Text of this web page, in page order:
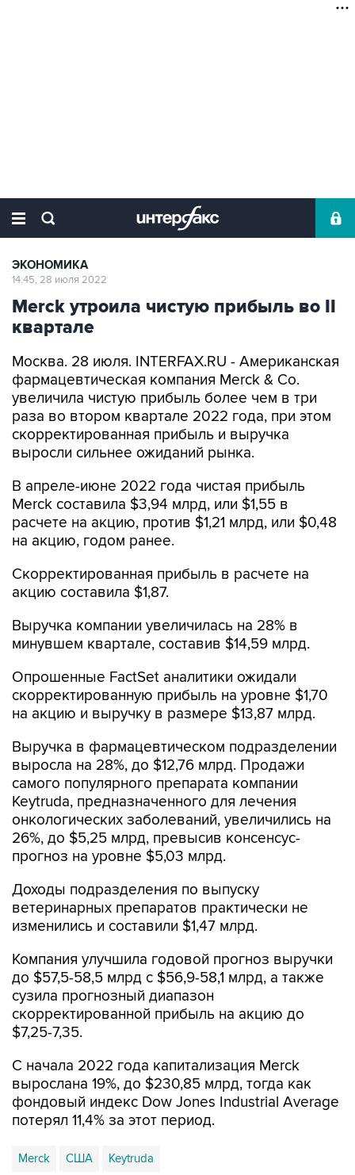
ЭКОНОМИКА
14:45, 28 июля 2022
Merck утроила чистую прибыль во II
квартале
Москва. 28 июля. INTERFAX.RU - Американская
фармацевтическая компания Merck & Co.
увеличила чистую прибыль более чем в три
раза во втором квартале 2022 года, при этом
скорректированная прибыль и выручка
выросли сильнее ожиданий рынка.
В апреле-июне 2022 года чистая прибыль
Merck составила $3,94 млрд, или $1,55 в
расчете на акцию, против $1,21 млрд, или $0,48
на акцию, годом ранее.
Скорректированная прибыль в расчете на
акцию составила $1,87.
Выручка компании увеличилась на 28% в
минувшем квартале, составив $14,59 млрд.
Опрошенные FactSet аналитики ожидали
скорректированную прибыль на уровне $1,70
на акцию и выручку в размере $13,87 млрд.
Выручка в фармацевтическом подразделении
выросла на 28%, до $12,76 млрд. Продажи
самого популярного препарата компании
Keytruda, предназначенного для лечения
онкологических заболеваний, увеличились на
26%, до $5,25 млрд, превысив консенсус-
прогноз на уровне $5,03 млрд.
Доходы подразделения по выпуску
ветеринарных препаратов практически не
изменились и составили $1,47 млрд.
Компания улучшила годовой прогноз выручки
до $57,5-58,5 млрд с $56,9-58,1 млрд, а также
сузила прогнозный диапазон
скорректированной прибыль на акцию до
$7,25-7,35.
С начала 2022 года капитализация Merck
вырослана 19%, до $230,85 млрд, тогда как
фондовый индекс Dow Jones Industrial Average
потерял 11,4% за этот период.
Merck США Keytruda